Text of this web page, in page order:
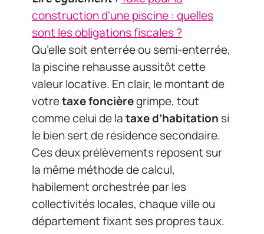
construction d'une piscine : quelles
sont les obligations fiscales ?
Qu’elle soit enterrée ou semi-enterrée,
la piscine rehausse aussitôt cette
valeur locative. En clair, le montant de
votretaxe foncièregrimpe, tout
comme celui de lataxe d’habitation si
le bien sert de résidence secondaire.
Ces deux prélèvements reposent sur
la même méthode de calcul,
habilement orchestrée par les
collectivités locales, chaque ville ou
département fixant ses propres taux.